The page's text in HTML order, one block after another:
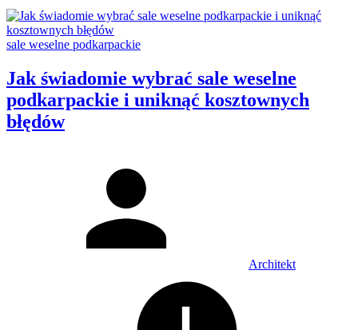
Categories:
sale weselne podkarpackie
Jak świadomie wybrać sale weselne
podkarpackie i uniknąć kosztownych
błędów
Architekt